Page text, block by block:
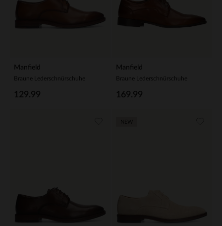
Manfield
Braune Lederschnürschuhe
129.99
Manfield
Braune Lederschnürschuhe
169.99